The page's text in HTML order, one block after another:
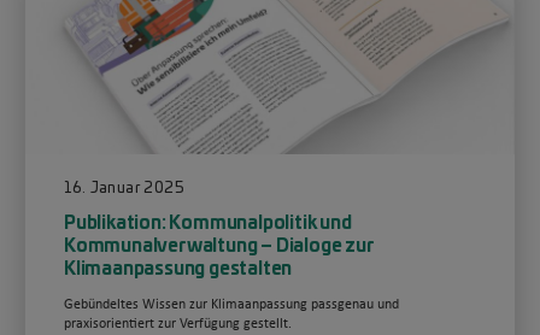
16. Januar 2025
Publikation: Kommunalpolitik und
Kommunalverwaltung – Dialoge zur
Klimaanpassung gestalten
Gebündeltes Wissen zur Klimaanpassung passgenau und
praxisorientiert zur Verfügung gestellt.